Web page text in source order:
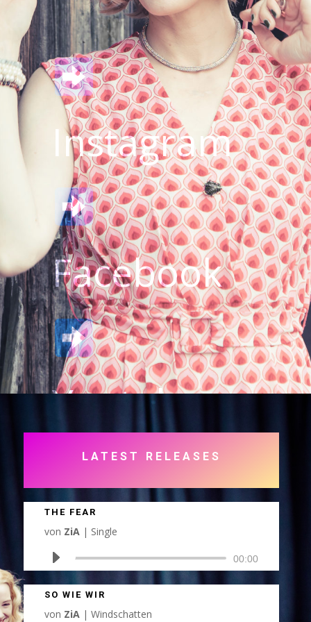
Instagram
Facebook
Youtube
LATEST RELEASES
THE FEAR
von ZiA | Single
Audio-
Player
00:00
SO WIE WIR
von ZiA | Windschatten